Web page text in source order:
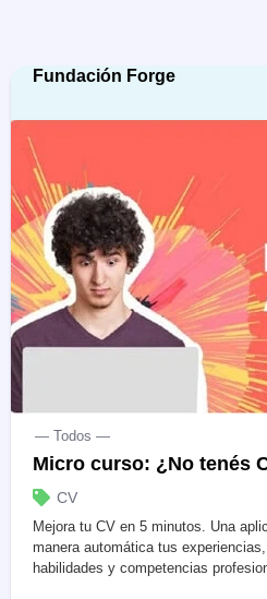
Fundación Forge
— Todos —
Micro curso: ¿No tenés
CV
Mejora tu CV en 5 minutos. Una
manera automática tus
habilidades y competencias